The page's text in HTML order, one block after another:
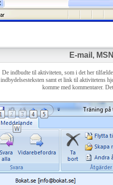
E-mail,
De indbudte til aktiviteten, som i det her
indbydelsesteksten samt et link til aktivitetens
komme med kommentarer.